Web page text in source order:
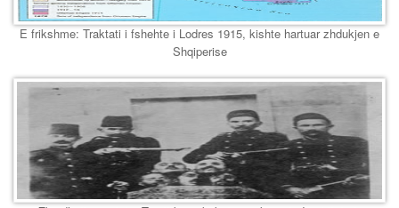
E frikshme: Traktati i fshehte i Lodres 1915, kishte hartuar zhdukjen e
Shqiperise